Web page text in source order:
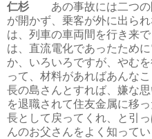
仁杉
あの事故には二つの
が開かず、乗客が外に出ら
は、列車の車両間を行き来
は、直流電化であったため
か、いろいろですが、やむ
って、材料があればあんな
長の島さんとすれば、嫌な
を退職されて住友金属に移
長として戻ってくれ、と引
んのお父さんをよく知って